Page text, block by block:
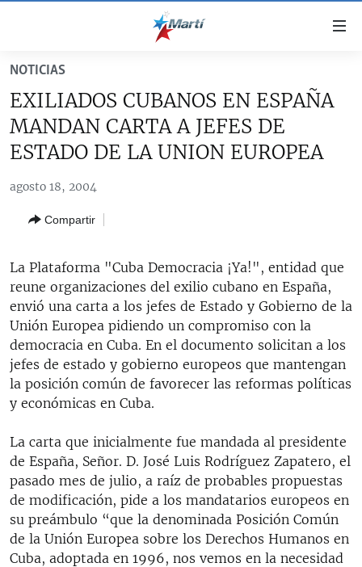
accesibilidad
contenido
principal
navegación
búsqueda
CUBA
INFORME DEL DEPARTAMENTO DE ESTADO DE EEUU
ESTADOS UNIDOS
DEPORTES
ARTE Y ENTRETENIMIENTO
OPINIÓN GRÁFICA
AUDIOVISUALES MARTÍ
RADIO MARTÍ
ESPECIALES
LA REALIDAD DE LA VIVIENDA EN CUBA
SER VIEJO EN CUBA
KENTU-CUBANO
LOS SANTOS DE HIALEAH
MULTIMEDIA
EDITORIALES
SÍGUENOS
NOTICIAS
EXILIADOS CUBANOS EN ESPAÑA
MANDAN CARTA A JEFES DE
ESTADO DE LA UNION EUROPEA
agosto 18, 2004
Compartir
La Plataforma "Cuba Democracia ¡Ya!", entidad que
reune organizaciones del exilio cubano en España,
envió una carta a los jefes de Estado y Gobierno de la
Unión Europea pidiendo un compromiso con la
democracia en Cuba. En el documento solicitan a los
jefes de estado y gobierno europeos que mantengan
la posición común de favorecer las reformas políticas
y económicas en Cuba.
La carta que inicialmente fue mandada al presidente
de España, Señor. D. José Luis Rodríguez Zapatero, el
pasado mes de julio, a raíz de probables propuestas
de modificación, pide a los mandatarios europeos en
su preámbulo “que la denominada Posición Común
de la Unión Europea sobre los Derechos Humanos en
Cuba, adoptada en 1996, nos vemos en la necesidad